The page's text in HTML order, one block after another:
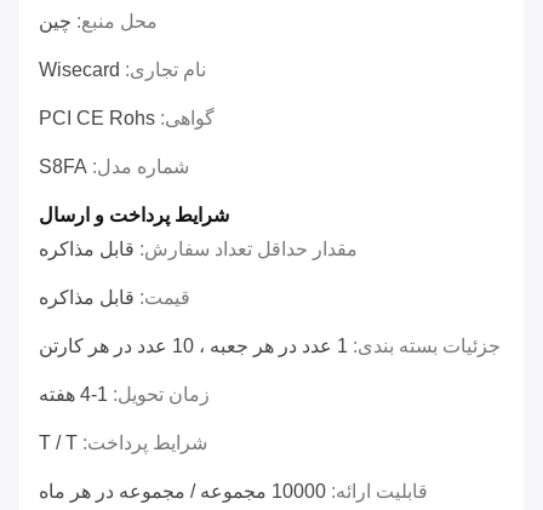
محل منبع: چین
نام تجاری: Wisecard
گواهی: PCI CE Rohs
شماره مدل: S8FA
شرایط پرداخت و ارسال
مقدار حداقل تعداد سفارش: قابل مذاکره
قیمت: قابل مذاکره
جزئیات بسته بندی: 1 عدد در هر جعبه ، 10 عدد در هر کارتن
زمان تحویل: 1-4 هفته
شرایط پرداخت: T / T
قابلیت ارائه: 10000 مجموعه / مجموعه در هر ماه